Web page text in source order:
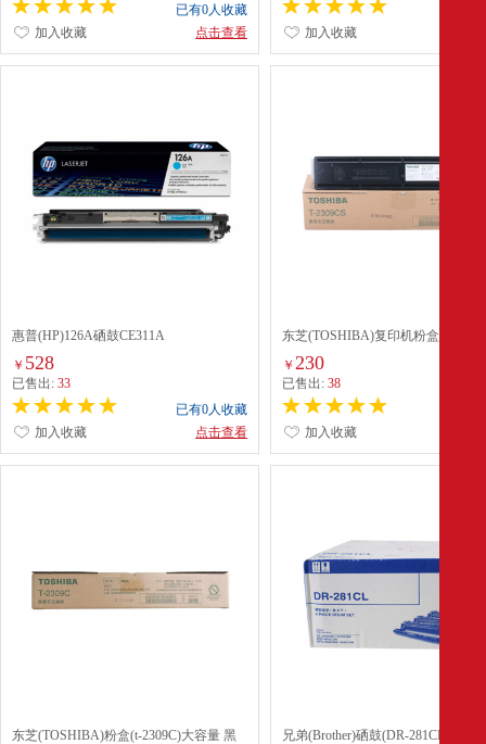
已有0人收藏
点击查看
加入收藏 加入收藏
惠普(HP)126A硒鼓CE311A
￥ 528
已售出: 33
已有0人收藏
点击查看
加入收藏
东芝(TOSHIBA)复印机粉盒(t-
￥ 230
已售出:38
加入收藏
东芝(TOSHIBA)粉盒(t-2309C)大容量 黑
兄弟(Brother)硒鼓(DR-281CL)不含